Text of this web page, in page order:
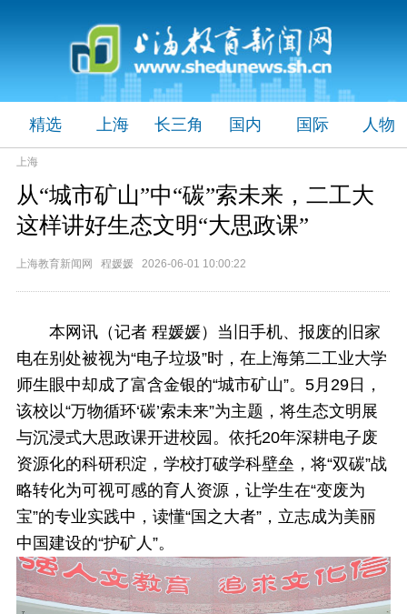
精选 上海 长三角 国内 国际 人物
上海
从“城市矿山”中“碳”索未来，二工大
这样讲好生态文明“大思政课”
上海教育新闻网 程媛媛 2026-06-01 10:00:22
本网讯（记者 程媛媛）当旧手机、报废的旧家
电在别处被视为“电子垃圾”时，在上海第二工业大学
师生眼中却成了富含金银的“城市矿山”。5月29日，
该校以“万物循环‘碳’索未来”为主题，将生态文明展
与沉浸式大思政课开进校园。依托20年深耕电子废
资源化的科研积淀，学校打破学科壁垒，将“双碳”战
略转化为可视可感的育人资源，让学生在“变废为
宝”的专业实践中，读懂“国之大者”，立志成为美丽
中国建设的“护矿人”。